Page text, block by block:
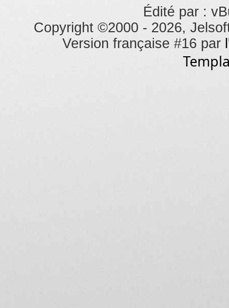
Édité par :
Copyright ©2000 - 2026,
Version française #16 par